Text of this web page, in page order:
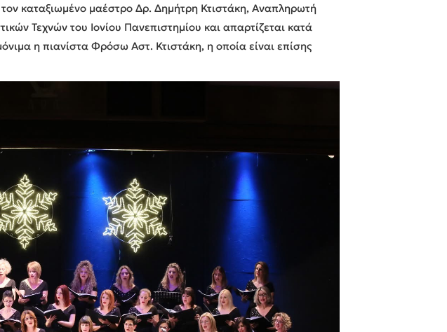
καταξιωμένο μαέστρο Δρ. Δημήτρη Κτιστάκη, Αναπληρωτή
Τεχνών του Ιονίου Πανεπιστημίου και απαρτίζεται κατά
η πιανίστα Φρόσω Αστ. Κτιστάκη, η οποία είναι επίσης